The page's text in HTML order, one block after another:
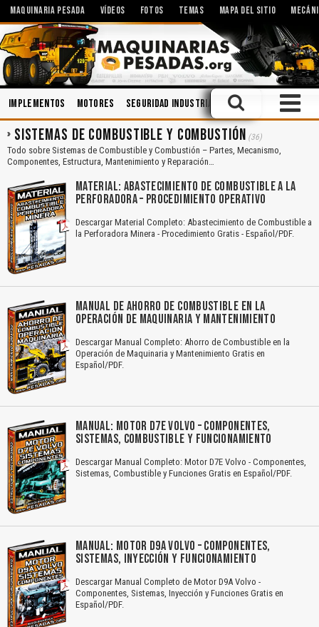
MAQUINARIA PESADA VÍDEOS FOTOS TEMAS MAPA DEL SITIO
Implementos Motores Seguridad Industrial Soldadura
SISTEMAS DE COMBUSTIBLE Y COMBUSTIÓN (36)
Todo sobre Sistemas de Combustible y Combustión – Partes, Mecanismo,
Componentes, Estructura, Mantenimiento y Reparación…
MATERIAL: ABASTECIMIENTO DE COMBUSTIBLE A LA
PERFORADORA – PROCEDIMIENTO OPERATIVO
Descargar Material Completo: Abastecimiento de Combustible a
la Perforadora Minera - Procedimiento Gratis - Español/PDF.
MANUAL DE AHORRO DE COMBUSTIBLE EN LA
OPERACIÓN DE MAQUINARIA Y MANTENIMIENTO
Descargar Manual Completo: Ahorro de Combustible en la
Operación de Maquinaria y Mantenimiento Gratis en
Español/PDF.
MANUAL: MOTOR D7E VOLVO – COMPONENTES,
SISTEMAS, COMBUSTIBLE Y FUNCIONAMIENTO
Descargar Manual Completo: Motor D7E Volvo - Componentes,
Sistemas, Combustible y Funciones Gratis en Español/PDF.
MANUAL: MOTOR D9A VOLVO – COMPONENTES,
SISTEMAS, INYECCIÓN Y FUNCIONAMIENTO
Descargar Manual Completo de Motor D9A Volvo -
Componentes, Sistemas, Inyección y Funciones Gratis en
Español/PDF.